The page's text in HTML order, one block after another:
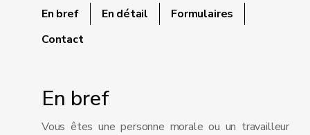
En bref En détail
Formulaires
Contact
En bref
Vous êtes une personne morale ou un travailleur